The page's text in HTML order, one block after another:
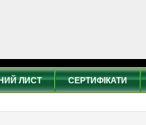
ЛИСТ СЕРТИФІКАТИ